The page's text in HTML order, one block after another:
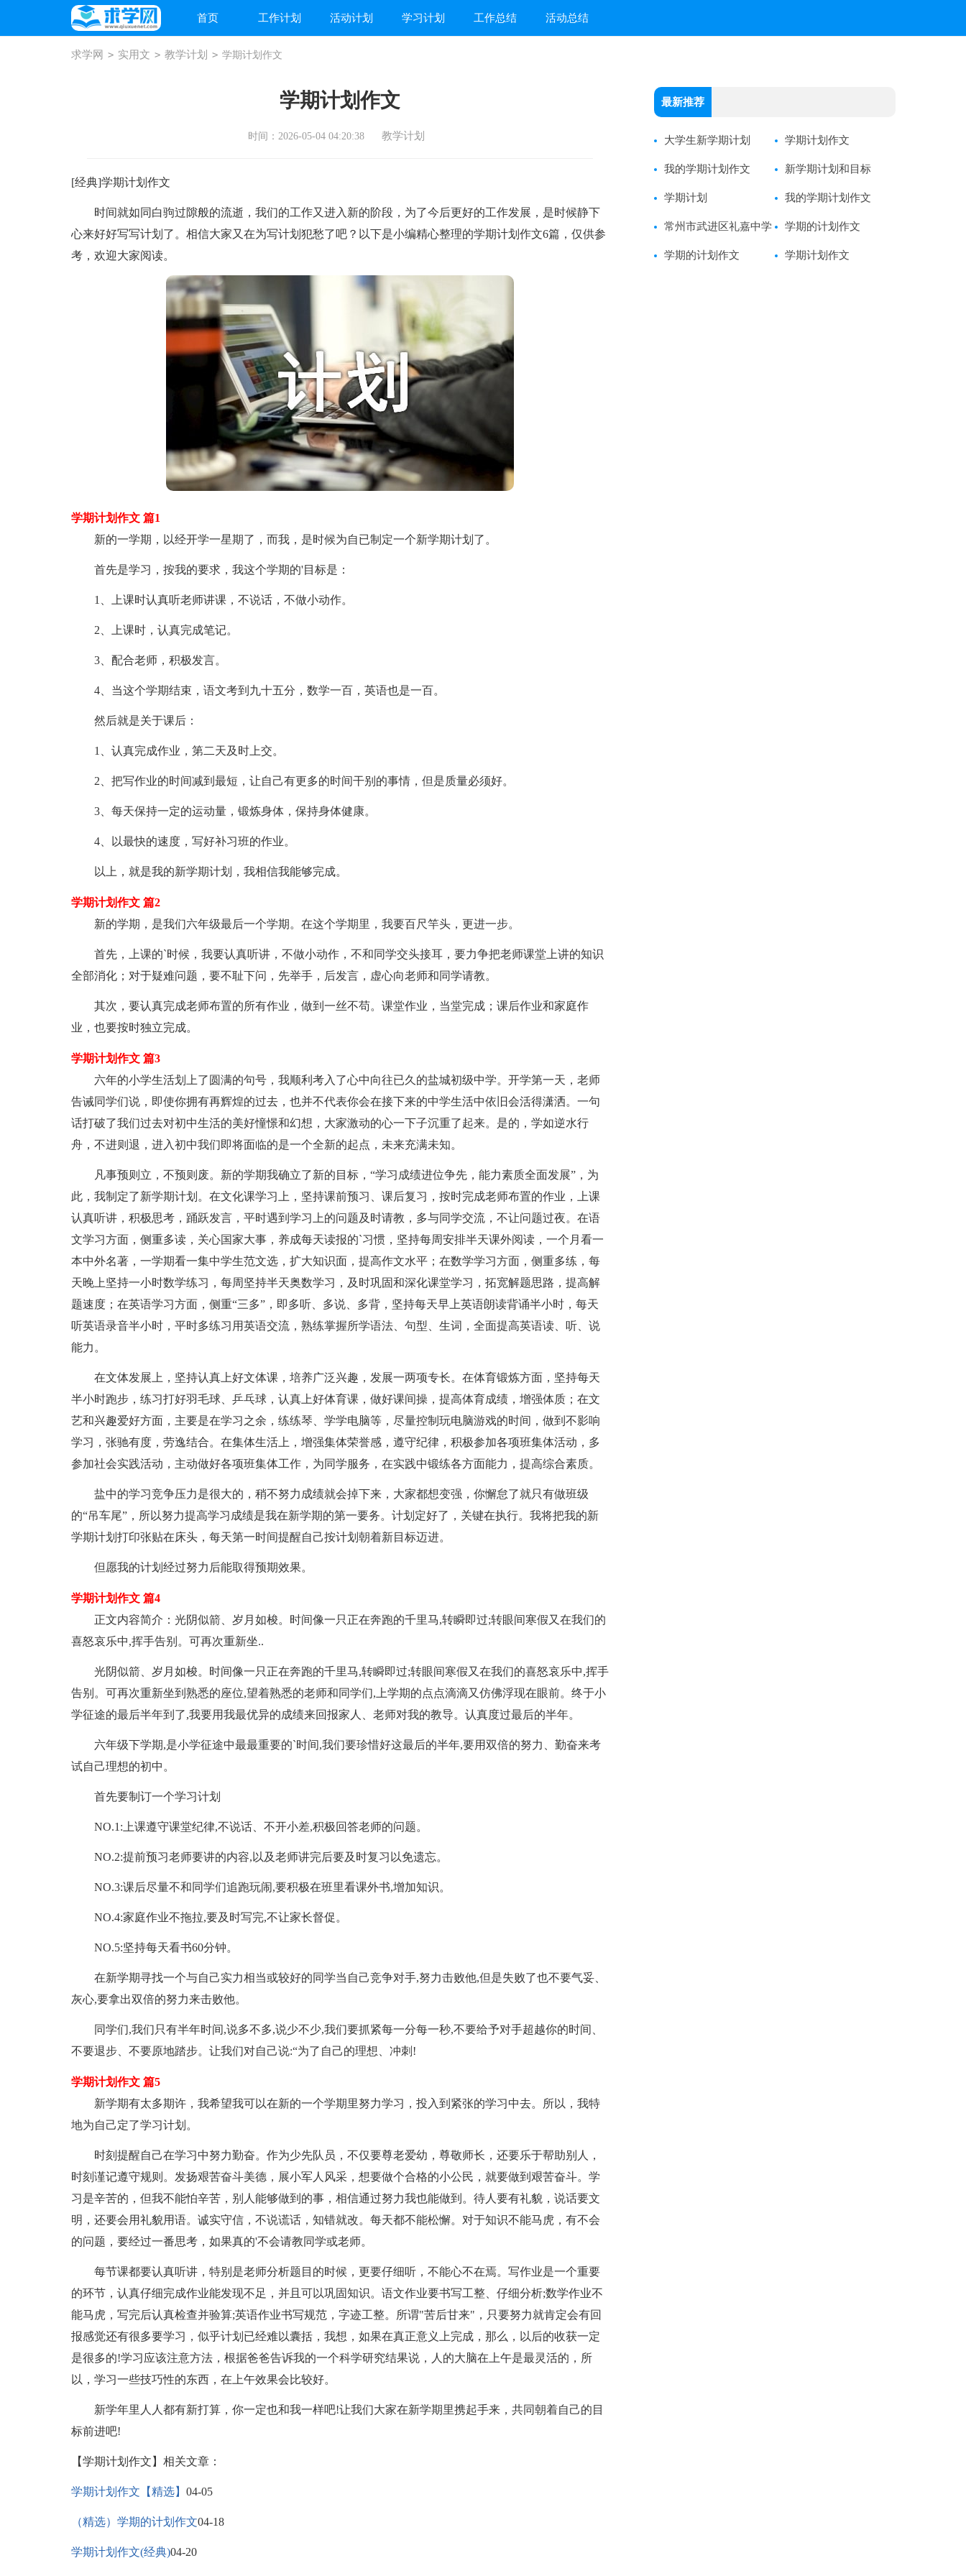
首页 工作计划 活动计划 学习计划 工作总结 活动总结
求学网 > 实用文 > 教学计划 > 学期计划作文
学期计划作文
时间：2026-05-04 04:20:38 教学计划
[经典]学期计划作文
时间就如同白驹过隙般的流逝，我们的工作又进入新的阶段，为了今后更好的工作发展，是时候静下
心来好好写写计划了。相信大家又在为写计划犯愁了吧？以下是小编精心整理的学期计划作文6篇，仅供参
考，欢迎大家阅读。
学期计划作文 篇1
新的一学期，以经开学一星期了，而我，是时候为自已制定一个新学期计划了。
首先是学习，按我的要求，我这个学期的'目标是：
1、上课时认真听老师讲课，不说话，不做小动作。
2、上课时，认真完成笔记。
3、配合老师，积极发言。
4、当这个学期结束，语文考到九十五分，数学一百，英语也是一百。
然后就是关于课后：
1、认真完成作业，第二天及时上交。
2、把写作业的时间减到最短，让自己有更多的时间干别的事情，但是质量必须好。
3、每天保持一定的运动量，锻炼身体，保持身体健康。
4、以最快的速度，写好补习班的作业。
以上，就是我的新学期计划，我相信我能够完成。
学期计划作文 篇2
新的学期，是我们六年级最后一个学期。在这个学期里，我要百尺竿头，更进一步。
首先，上课的`时候，我要认真听讲，不做小动作，不和同学交头接耳，要力争把老师课堂上讲的知识
全部消化；对于疑难问题，要不耻下问，先举手，后发言，虚心向老师和同学请教。
其次，要认真完成老师布置的所有作业，做到一丝不苟。课堂作业，当堂完成；课后作业和家庭作
业，也要按时独立完成。
学期计划作文 篇3
六年的小学生活划上了圆满的句号，我顺利考入了心中向往已久的盐城初级中学。开学第一天，老师
告诫同学们说，即使你拥有再辉煌的过去，也并不代表你会在接下来的中学生活中依旧会活得潇洒。一句
话打破了我们过去对初中生活的美好憧憬和幻想，大家激动的心一下子沉重了起来。是的，学如逆水行
舟，不进则退，进入初中我们即将面临的是一个全新的起点，未来充满未知。
凡事预则立，不预则废。新的学期我确立了新的目标，“学习成绩进位争先，能力素质全面发展”，为
此，我制定了新学期计划。在文化课学习上，坚持课前预习、课后复习，按时完成老师布置的作业，上课
认真听讲，积极思考，踊跃发言，平时遇到学习上的问题及时请教，多与同学交流，不让问题过夜。在语
文学习方面，侧重多读，关心国家大事，养成每天读报的`习惯，坚持每周安排半天课外阅读，一个月看一
本中外名著，一学期看一集中学生范文选，扩大知识面，提高作文水平；在数学学习方面，侧重多练，每
天晚上坚持一小时数学练习，每周坚持半天奥数学习，及时巩固和深化课堂学习，拓宽解题思路，提高解
题速度；在英语学习方面，侧重“三多”，即多听、多说、多背，坚持每天早上英语朗读背诵半小时，每天
听英语录音半小时，平时多练习用英语交流，熟练掌握所学语法、句型、生词，全面提高英语读、听、说
能力。
在文体发展上，坚持认真上好文体课，培养广泛兴趣，发展一两项专长。在体育锻炼方面，坚持每天
半小时跑步，练习打好羽毛球、乒乓球，认真上好体育课，做好课间操，提高体育成绩，增强体质；在文
艺和兴趣爱好方面，主要是在学习之余，练练琴、学学电脑等，尽量控制玩电脑游戏的时间，做到不影响
学习，张驰有度，劳逸结合。在集体生活上，增强集体荣誉感，遵守纪律，积极参加各项班集体活动，多
参加社会实践活动，主动做好各项班集体工作，为同学服务，在实践中锻练各方面能力，提高综合素质。
盐中的学习竞争压力是很大的，稍不努力成绩就会掉下来，大家都想变强，你懈怠了就只有做班级
的“吊车尾”，所以努力提高学习成绩是我在新学期的第一要务。计划定好了，关键在执行。我将把我的新
学期计划打印张贴在床头，每天第一时间提醒自己按计划朝着新目标迈进。
但愿我的计划经过努力后能取得预期效果。
学期计划作文 篇4
正文内容简介：光阴似箭、岁月如梭。时间像一只正在奔跑的千里马,转瞬即过;转眼间寒假又在我们的
喜怒哀乐中,挥手告别。可再次重新坐..
光阴似箭、岁月如梭。时间像一只正在奔跑的千里马,转瞬即过;转眼间寒假又在我们的喜怒哀乐中,挥手
告别。可再次重新坐到熟悉的座位,望着熟悉的老师和同学们,上学期的点点滴滴又仿佛浮现在眼前。终于小
学征途的最后半年到了,我要用我最优异的成绩来回报家人、老师对我的教导。认真度过最后的半年。
六年级下学期,是小学征途中最最重要的`时间,我们要珍惜好这最后的半年,要用双倍的努力、勤奋来考
试自己理想的初中。
首先要制订一个学习计划
NO.1:上课遵守课堂纪律,不说话、不开小差,积极回答老师的问题。
NO.2:提前预习老师要讲的内容,以及老师讲完后要及时复习以免遗忘。
NO.3:课后尽量不和同学们追跑玩闹,要积极在班里看课外书,增加知识。
NO.4:家庭作业不拖拉,要及时写完,不让家长督促。
NO.5:坚持每天看书60分钟。
在新学期寻找一个与自己实力相当或较好的同学当自己竞争对手,努力击败他,但是失败了也不要气妥、
灰心,要拿出双倍的努力来击败他。
同学们,我们只有半年时间,说多不多,说少不少,我们要抓紧每一分每一秒,不要给予对手超越你的时间、
不要退步、不要原地踏步。让我们对自己说:“为了自己的理想、冲刺!
学期计划作文 篇5
新学期有太多期许，我希望我可以在新的一个学期里努力学习，投入到紧张的学习中去。所以，我特
地为自己定了学习计划。
时刻提醒自己在学习中努力勤奋。作为少先队员，不仅要尊老爱幼，尊敬师长，还要乐于帮助别人，
时刻谨记遵守规则。发扬艰苦奋斗美德，展小军人风采，想要做个合格的小公民，就要做到艰苦奋斗。学
习是辛苦的，但我不能怕辛苦，别人能够做到的事，相信通过努力我也能做到。待人要有礼貌，说话要文
明，还要会用礼貌用语。诚实守信，不说谎话，知错就改。每天都不能松懈。对于知识不能马虎，有不会
的问题，要经过一番思考，如果真的'不会请教同学或老师。
每节课都要认真听讲，特别是老师分析题目的时候，更要仔细听，不能心不在焉。写作业是一个重要
的环节，认真仔细完成作业能发现不足，并且可以巩固知识。语文作业要书写工整、仔细分析;数学作业不
能马虎，写完后认真检查并验算;英语作业书写规范，字迹工整。所谓"苦后甘来"，只要努力就肯定会有回
报感觉还有很多要学习，似乎计划已经难以囊括，我想，如果在真正意义上完成，那么，以后的收获一定
是很多的!学习应该注意方法，根据爸爸告诉我的一个科学研究结果说，人的大脑在上午是最灵活的，所
以，学习一些技巧性的东西，在上午效果会比较好。
新学年里人人都有新打算，你一定也和我一样吧!让我们大家在新学期里携起手来，共同朝着自己的目
标前进吧!
【学期计划作文】相关文章：
学期计划作文【精选】 04-05
（精选）学期的计划作文04-18
学期计划作文(经典)04-20
最新推荐
大学生新学期计划 学期计划作文
我的学期计划作文 新学期计划和目标
学期计划 我的学期计划作文
常州市武进区礼嘉中学
高三语文组05第二学期计
学期的计划作文
学期的计划作文 学期计划作文